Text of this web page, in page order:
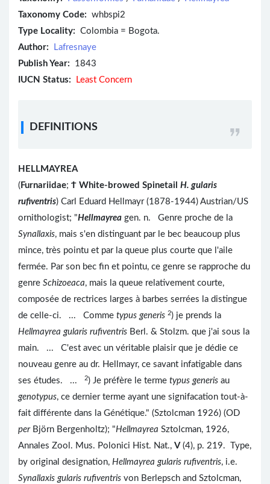
Taxonomy Code: whbspi2
Type Locality: Colombia = Bogota.
Author:
Lafresnaye
Publish Year: 1843
IUCN Status:
Least Concern
DEFINITIONS
HELLMAYREA
( Furnariidae; Ϯ White-browed Spinetail H. gularis
rufiventris) Carl Eduard Hellmayr (1878-1944) Austrian/US
ornithologist; "Hellmayrea gen. n. Genre proche de la
Synallaxis, mais s'en distinguant par le bec beaucoup plus
mince, très pointu et par la queue plus courte que l'aile
fermée. Par son bec fin et pointu, ce genre se rapproche du
genre Schizoeaca, mais la queue relativement courte,
composée de rectrices larges à barbes serrées la distingue
de celle-ci. ... Comme typus generis 2) je prends la
Hellmayrea gularis rufiventris Berl. & Stolzm. que j'ai sous la
main. ... C'est avec un véritable plaisir que je dédie ce
nouveau genre au dr. Hellmayr, ce savant infatigable dans
ses études. ...
2) Je préfère le terme typus generis au
genotypus, ce dernier terme ayant une signifacation tout-à-
fait différente dans la Génétique." (Sztolcman 1926) (OD
perBjörn Bergenholtz); "Hellmayrea Sztolcman, 1926,
Annales Zool. Mus. Polonici Hist. Nat., V (4), p. 219. Type,
by original designation, Hellmayrea gularis rufiventris, i.e.
Synallaxis gularis rufiventris von Berlepsch and Sztolcman,